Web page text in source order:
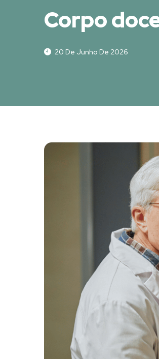
Corpo
20 De Junho De 2026